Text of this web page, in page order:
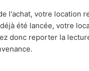
l'achat, votre location
été lancée, votre
donc reporter la